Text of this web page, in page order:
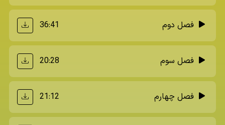
فصل دوم 36:41
فصل سوم 20:28
فصل چهارم 21:12